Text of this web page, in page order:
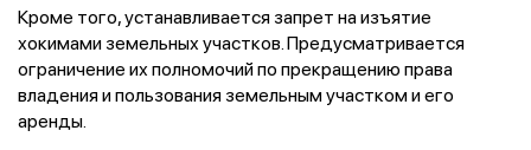
Кроме того, устанавливается запрет на изъятие
хокимами земельных участков. Предусматривается
ограничение их полномочий по прекращению права
владения и пользования земельным участком и его
аренды.